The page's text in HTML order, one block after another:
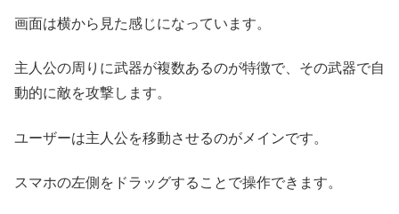
画面は横から見た感じになっています。
主人公の周りに武器が複数あるのが特徴で、その武器で自
動的に敵を攻撃します。
ユーザーは主人公を移動させるのがメインです。
スマホの左側をドラッグすることで操作できます。